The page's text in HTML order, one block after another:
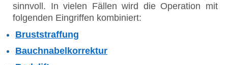
sinnvoll. In vielen Fällen wird die Operation mit
folgenden Eingriffen kombiniert:
Bruststraffung
Bauchnabelkorrektur